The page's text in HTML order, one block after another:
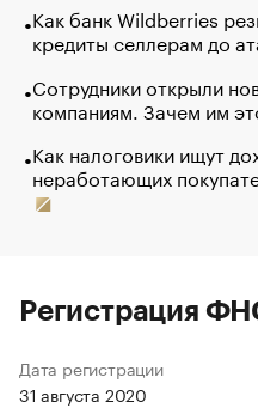
Как банк Wildberries
кредиты селлерам до
Сотрудники открыли
компаниям. Зачем им
Как налоговики ищут
неработающих
Регистрация
Дата регистрации
31 августа 2020